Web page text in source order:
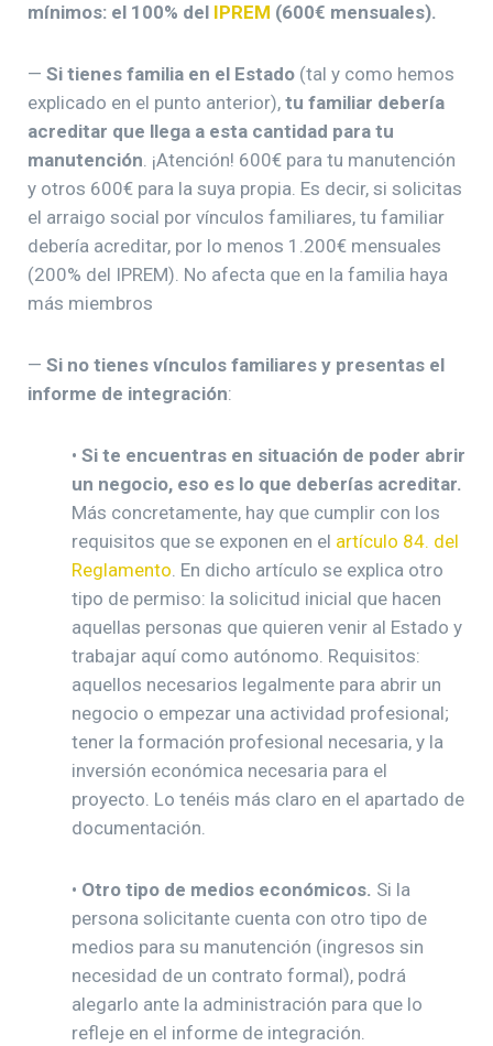
mínimos: el 100% del IPREM (600€ mensuales).
— Si tienes familia en el Estado (tal y como hemos
explicado en el punto anterior), tu familiar debería
acreditar que llega a esta cantidad para tu
manutención. ¡Atención! 600€ para tu manutención
y otros 600€ para la suya propia. Es decir, si solicitas
el arraigo social por vínculos familiares, tu familiar
debería acreditar, por lo menos 1.200€ mensuales
(200% del IPREM). No afecta que en la familia haya
más miembros
— Si no tienes vínculos familiares y presentas el
informe de integración:
• Si te encuentras en situación de poder abrir
un negocio, eso es lo que deberías acreditar.
Más concretamente, hay que cumplir con los
requisitos que se exponen en el artículo 84. del
Reglamento. En dicho artículo se explica otro
tipo de permiso: la solicitud inicial que hacen
aquellas personas que quieren venir al Estado y
trabajar aquí como autónomo. Requisitos:
aquellos necesarios legalmente para abrir un
negocio o empezar una actividad profesional;
tener la formación profesional necesaria, y la
inversión económica necesaria para el
proyecto. Lo tenéis más claro en el apartado de
documentación.
• Otro tipo de medios económicos. Si la
persona solicitante cuenta con otro tipo de
medios para su manutención (ingresos sin
necesidad de un contrato formal), podrá
alegarlo ante la administración para que lo
refleje en el informe de integración.